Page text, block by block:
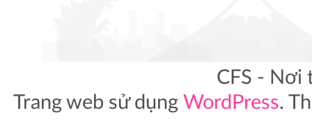
CFS - Nơi
Trang web sử dụngWordPress.